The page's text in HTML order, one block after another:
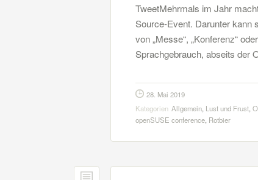
TweetMehrmals im Jahr
Source-Event. Darunter kann
von „Messe“, „Konferenz“
Sprachgebrauch, abseits der
28. Mai 2019
Kategorien Allgemein, Lust und Frust,
openSUSE conference, Rotbier